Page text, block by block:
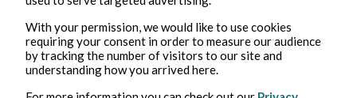
Bernard Ducosson
With your permission, we would like to use cookies
requiring your consent in order to measure our audience
by tracking the number of visitors to our site and
understanding how you arrived here.